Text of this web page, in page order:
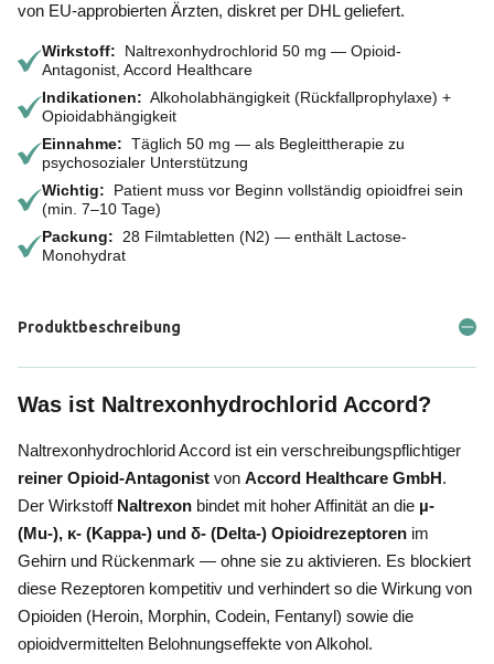
von EU-approbierten Ärzten, diskret per DHL geliefert.
Wirkstoff: Naltrexonhydrochlorid 50 mg — Opioid-
Antagonist, Accord Healthcare
Indikationen: Alkoholabhängigkeit (Rückfallprophylaxe) +
Opioidabhängigkeit
Einnahme: Täglich 50 mg — als Begleittherapie zu
psychosozialer Unterstützung
Wichtig: Patient muss vor Beginn vollständig opioidfrei sein
(min. 7–10 Tage)
Packung: 28 Filmtabletten (N2) — enthält Lactose-
Monohydrat
Produktbeschreibung
Was ist Naltrexonhydrochlorid Accord?
Naltrexonhydrochlorid Accord ist ein verschreibungspflichtiger
reiner Opioid-Antagonist von Accord Healthcare GmbH.
Der Wirkstoff Naltrexon bindet mit hoher Affinität an die µ-
(Mu-), κ- (Kappa-) und δ- (Delta-) Opioidrezeptoren im
Gehirn und Rückenmark — ohne sie zu aktivieren. Es blockiert
diese Rezeptoren kompetitiv und verhindert so die Wirkung von
Opioiden (Heroin, Morphin, Codein, Fentanyl) sowie die
opioidvermittelten Belohnungseffekte von Alkohol.